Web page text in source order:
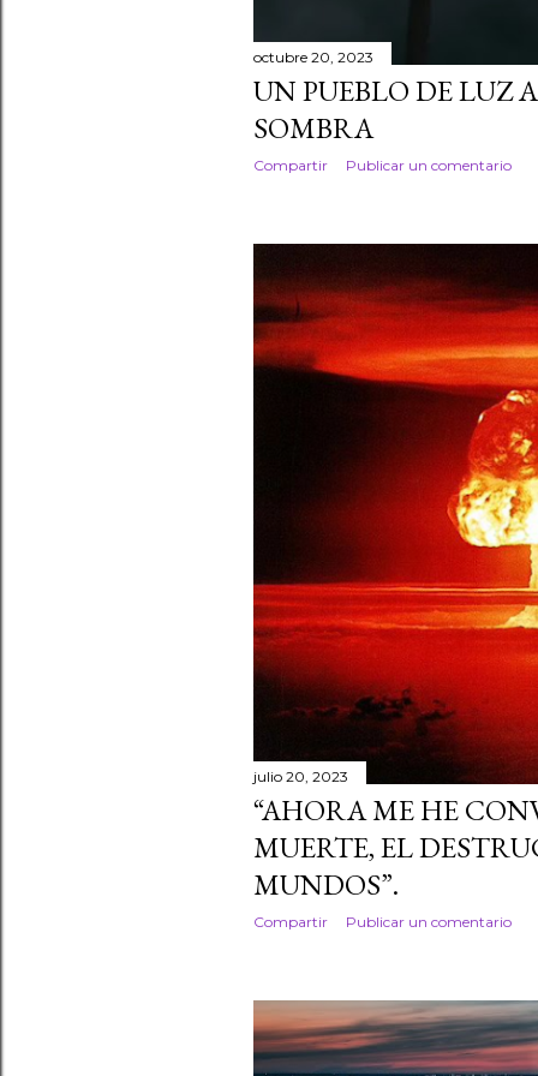
octubre 20, 2023
UN PUEBLO DE LUZ
SOMBRA
Compartir Publicar un comentario
julio 20, 2023
“AHORA ME HE
MUERTE, EL
MUNDOS”.
Compartir Publicar un comentario